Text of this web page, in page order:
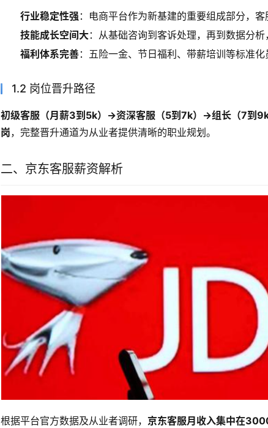
行业稳定性强 ：电商平台作为新基建的重要组成部分，
技能成长空间大：从基础咨询到客诉处理，再到数据分
福利体系完善：五险一金、节日福利、带薪培训等标准化
1.2 岗位晋升路径
初级客服（月薪3到5k）→资深客服（5到7k）→组长（7到
岗，完整晋升通道为从业者提供清晰的职业规划。
二、京东客服薪资解析
根据平台官方数据及从业者调研， 京东客服月收入集中在